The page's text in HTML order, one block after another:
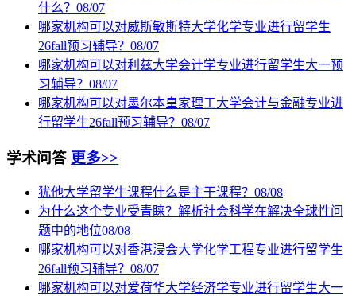
什么？ 08/07
哪家机构可以对威斯敏斯特大学化学专业进行留学生
26fall预习辅导？ 08/07
哪家机构可以对利兹大学会计学专业进行留学生大一预
习辅导？ 08/07
哪家机构可以对墨尔本皇家理工大学会计与金融专业进
行留学生26fall预习辅导？ 08/07
学术问答 更多>>
犹他大学留学生课程什么是主干课程？ 08/08
为什么这个专业受青睐？解析社会科学在解决全球性问
题中的地位08/08
哪家机构可以对香港浸会大学化学工程专业进行留学生
26fall预习辅导？ 08/07
哪家机构可以对爱荷华大学经济学专业进行留学生大一